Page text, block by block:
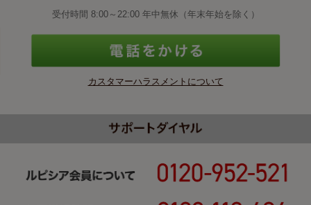
受付時間 8:00～22:00 年中無休（年末年始を除く）
カスタマーハラスメントについて